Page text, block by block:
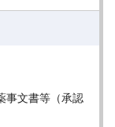
事文書等（承認